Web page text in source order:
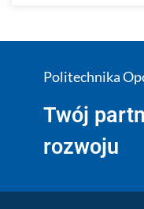
Politechnika
Twój
rozwoju